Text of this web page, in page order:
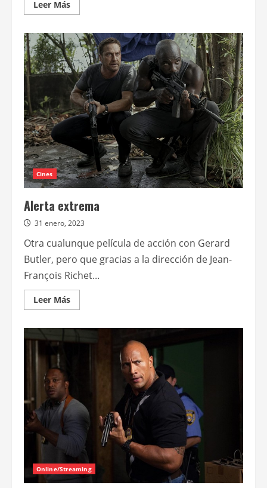
Leer MásLeer
más
Nadie
quiere
esto
–
Temporada
1
Cines
Alerta extrema
31 enero, 2023
Otra cualunque película de acción con Gerard
Butler, pero que gracias a la dirección de Jean-
François Richet...
Leer MásLeer
más
Alerta
extrema
Online/Streaming